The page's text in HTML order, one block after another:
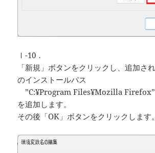
Ⅰ-10．
「新規」ボタンをクリックし、追加さ
のインストールパス
”C:¥Program Files¥Mozilla Firefox”
を追加します。
その後「OK」ボタンをクリックします。